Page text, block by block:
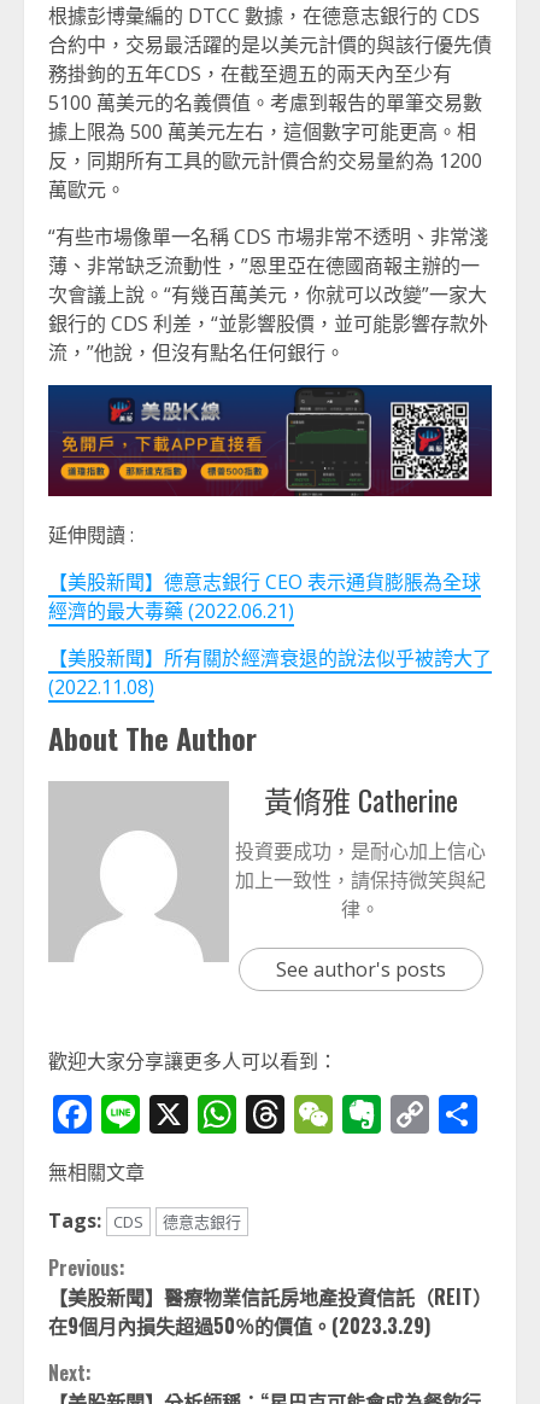
根據彭博彙編的 DTCC 數據，在德意志銀行的 CDS
合約中，交易最活躍的是以美元計價的與該行優先債
務掛鉤的五年CDS，在截至週五的兩天內至少有
5100 萬美元的名義價值。考慮到報告的單筆交易數
據上限為 500 萬美元左右，這個數字可能更高。相
反，同期所有工具的歐元計價合約交易量約為 1200
萬歐元。
“有些市場像單一名稱 CDS 市場非常不透明、非常淺
薄、非常缺乏流動性，”恩里亞在德國商報主辦的一
次會議上說。“有幾百萬美元，你就可以改變”一家大
銀行的 CDS 利差，“並影響股價，並可能影響存款外
流，”他說，但沒有點名任何銀行。
延伸閱讀 :
【美股新聞】德意志銀行 CEO 表示通貨膨脹為全球
經濟的最大毒藥 (2022.06.21)
【美股新聞】所有關於經濟衰退的說法似乎被誇大了
(2022.11.08)
About The Author
黃脩雅 Catherine
投資要成功，是耐心加上信心
加上一致性，請保持微笑與紀
律。
See author's posts
歡迎大家分享讓更多人可以看到：
Facebook
Line
X WhatsApp
Threads
WeChat
Evernote
Copy
無相關文章
Tags:
CDS 德意志銀行
Continue
Reading
Previous:
【美股新聞】醫療物業信託房地產投資信託（REIT）
在9個月內損失超過50％的價值。(2023.3.29)
Next: